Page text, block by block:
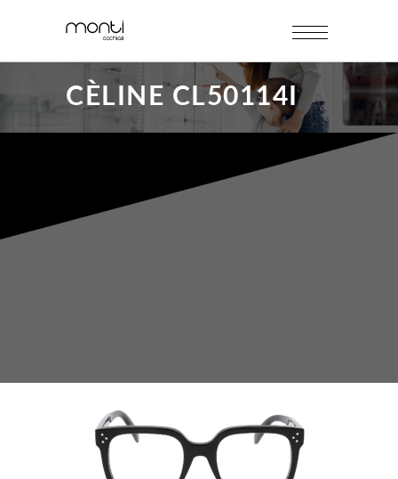
CÈLINE CL50114I